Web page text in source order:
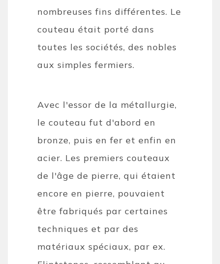
nombreuses fins différentes. Le
couteau était porté dans
toutes les sociétés, des nobles
aux simples fermiers.
Avec l'essor de la métallurgie,
le couteau fut d'abord en
bronze, puis en fer et enfin en
acier. Les premiers couteaux
de l'âge de pierre, qui étaient
encore en pierre, pouvaient
être fabriqués par certaines
techniques et par des
matériaux spéciaux, par ex.